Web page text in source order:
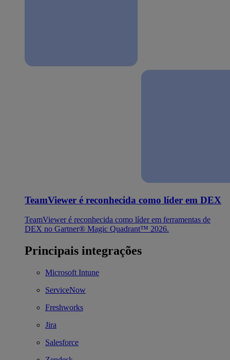
TeamViewer é reconhecida como líder em DEX
TeamViewer é reconhecida como líder em ferramentas de
DEX no Gartner® Magic Quadrant™ 2026.
Principais integrações
Microsoft Intune
ServiceNow
Freshworks
Jira
Salesforce